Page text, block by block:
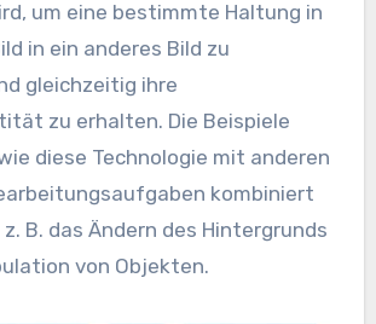
um eine bestimmte Haltung in
in ein anderes Bild zu
gleichzeitig ihre
zu erhalten. Die Beispiele
diese Technologie mit anderen
kombiniert
B. das Ändern des Hintergrunds
von Objekten.